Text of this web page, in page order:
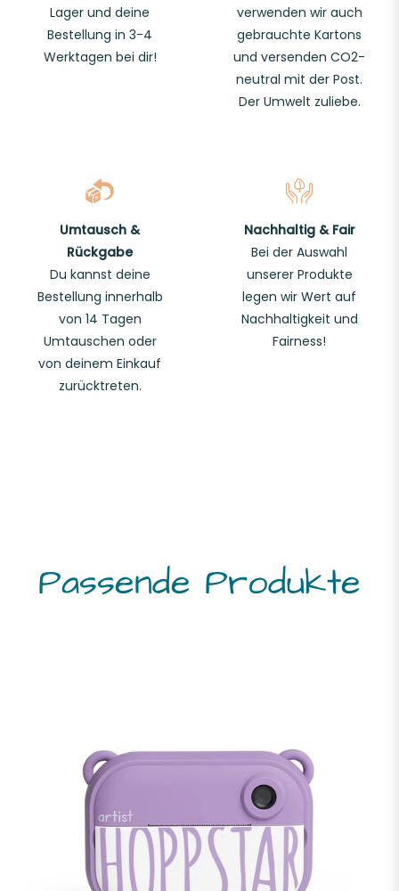
Lager und deine
Bestellung in 3-4
Werktagen bei dir!
verwenden wir auch
gebrauchte Kartons
und versenden CO2-
neutral mit der Post.
Der Umwelt zuliebe.
Umtausch &
Rückgabe
Du kannst deine
Bestellung innerhalb
von 14 Tagen
Umtauschen oder
von deinem Einkauf
zurücktreten.
Nachhaltig & Fair
Bei der Auswahl
unserer Produkte
legen wir Wert auf
Nachhaltigkeit und
Fairness!
Passende Produkte